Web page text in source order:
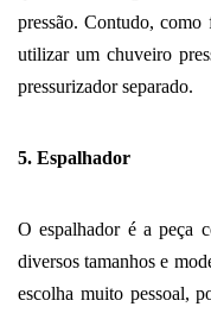
pressão. Contudo, como
utilizar um chuveiro
pressurizador separado.
5. Espalhador
O espalhador é a peça
diversos tamanhos e
escolha muito pessoal,